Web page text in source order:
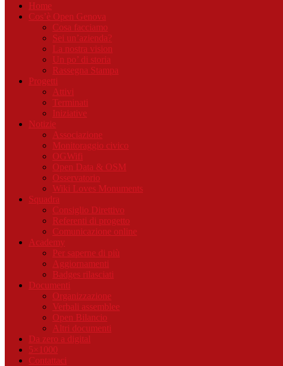
Home
Cos’è Open Genova
Cosa facciamo
Sei un’azienda?
La nostra vision
Un po’ di storia
Rassegna Stampa
Progetti
Attivi
Terminati
Iniziative
Notizie
Associazione
Monitoraggio civico
OGWifi
Open Data & OSM
Osservatorio
Wiki Loves Monuments
Squadra
Consiglio Direttivo
Referenti di progetto
Comunicazione online
Academy
Per saperne di più
Aggiornamenti
Badges rilasciati
Documenti
Organizzazione
Verbali assemblee
Open Bilancio
Altri documenti
Da zero a digital
5×1000
Contattaci